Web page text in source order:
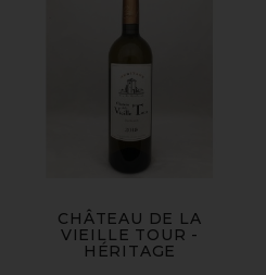
CHÂTEAU DE LA
VIEILLE TOUR -
HÉRITAGE